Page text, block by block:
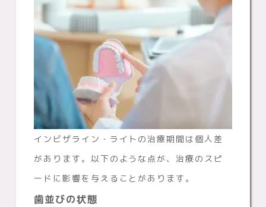
インビザライン・ライトの治療期間は個人差
があります。以下のような点が、治療のスピ
ードに影響を与えることがあります。
歯並びの状態